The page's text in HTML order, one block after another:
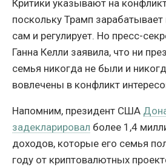
Критики указывают на
поскольку Трамп
сам и регулирует. Но пресс-
Ганна Келли заявила, что ни
семья никогда не были и
вовлечены в конфликт
Напомним, президент США
задекларировал более 1,4
доходов, которые его семья
году от криптовалютных